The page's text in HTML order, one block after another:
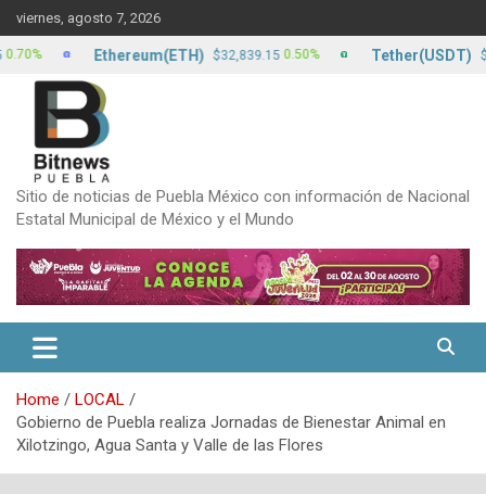
Skip
to
content
viernes, agosto 7, 2026
Sitio de noticias de Puebla México con información de Nacional
Estatal Municipal de México y el Mundo
Home
LOCAL
Gobierno de Puebla realiza Jornadas de Bienestar Animal en
Xilotzingo, Agua Santa y Valle de las Flores
Ethereum(ETH) $32,839.15 0.50% Tether(USDT)